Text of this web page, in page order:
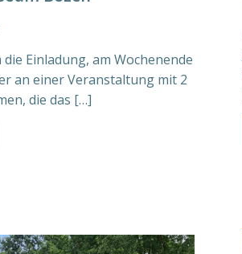
Einladung, am Wochenende
an einer Veranstaltung mit 2
die das […]